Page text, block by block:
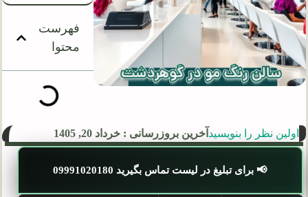
فهرست
محتوا
اولین نظر را بنویسید آخرین بروزرسانی : خرداد 20, 1405
📢 برای تبلیغ در لیست تماس بگیرید 09991020180